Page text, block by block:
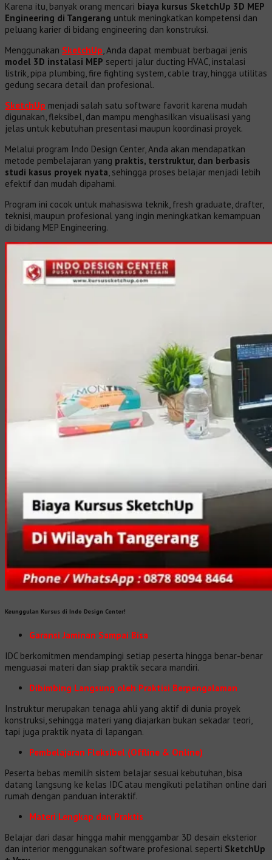
Karena itu, banyak orang mencari biaya kursus SketchUp 3D MEP
Engineering di Tangerang untuk meningkatkan kompetensi dan
peluang karier di bidang engineering dan konstruksi.
Menggunakan SketchUp, Anda dapat membuat berbagai jenis
model 3D instalasi MEP seperti jalur ducting HVAC, instalasi
listrik, pipa plumbing, fire fighting system, cable tray, hingga utilitas
gedung secara detail dan profesional.
SketchUp menjadi salah satu software favorit karena mudah
digunakan, fleksibel, dan mampu menghasilkan visualisasi yang
jelas untuk kebutuhan presentasi maupun koordinasi proyek.
Melalui program Indo Design Center, Anda akan mendapatkan
metode pembelajaran yang praktis, terstruktur, dan berbasis
studi kasus proyek nyata, sehingga proses belajar menjadi lebih
efektif dan mudah dipahami.
Program ini cocok untuk mahasiswa teknik, fresh graduate, drafter,
teknisi, maupun profesional yang ingin meningkatkan kemampuan
di bidang MEP Engineering.
Keunggulan Kursus di Indo Design Center!
Garansi Jaminan Sampai Bisa
IDC berkomitmen mendampingi setiap peserta hingga benar-benar
menguasai materi dan siap praktik secara mandiri.
Dibimbing Langsung oleh Praktisi Berpengalaman
Instruktur merupakan tenaga ahli yang aktif di dunia proyek
konstruksi, sehingga materi yang diajarkan bukan sekadar teori,
tapi juga praktik nyata di lapangan.
Pembelajaran Fleksibel (Offline & Online)
Peserta bebas memilih sistem belajar sesuai kebutuhan, bisa
datang langsung ke kelas IDC atau mengikuti pelatihan online dari
rumah dengan panduan interaktif.
Materi Lengkap dan Praktis
Belajar dari dasar hingga mahir menggambar 3D desain eksterior
dan interior menggunakan software profesional seperti SketchUp